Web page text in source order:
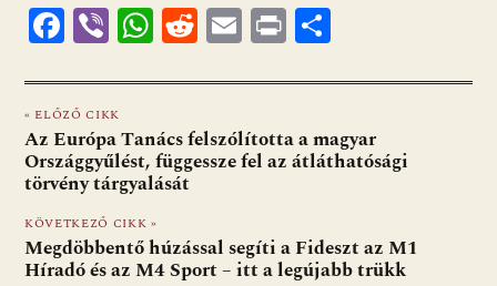
F
e
b
o
o
k
Vi
er
W
at
s
A
p
p
R
d
di
t
E
ai
l
Pr
t za
m
e
« ELŐZŐ CIKK
Az Európa Tanács felszólította a magyar
Országgyűlést, függessze fel az átláthatósági
törvény tárgyalását
KÖVETKEZŐ CIKK »
Megdöbbentő húzással segíti a Fideszt az M1
Híradó és az M4 Sport – itt a legújabb trükk